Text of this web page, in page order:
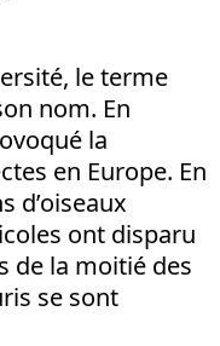
le terme
nom. En
la
en Europe. En
d’oiseaux
ont disparu
de la moitié des
se sont